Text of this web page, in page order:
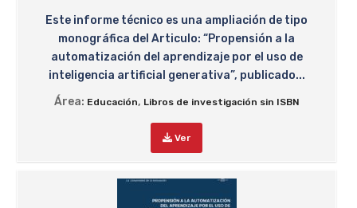
Este informe técnico es una ampliación de tipo
monográfica del Articulo: “Propensión a la
automatización del aprendizaje por el uso de
inteligencia artificial generativa”, publicado...
Área: Educación, Libros de investigación sin ISBN
Ver